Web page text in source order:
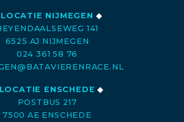
LOCATIE NIJMEGEN ◆
141
6525 AJ NIJMEGEN
024 361 58 76
LOCATIE ENSCHEDE ◆
POSTBUS 217
7500 AE ENSCHEDE